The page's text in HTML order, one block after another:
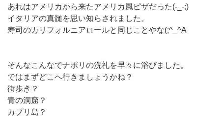
あれはアメリカから来たアメリカ風ピザだった(-_-;)
イタリアの真髄を思い知らされました。
寿司のカリフォルニアロールと同じことやな(;^_^A
そんなこんなでナポリの洗礼を早々に浴びました。
ではまずどこへ行きましょうかね？
街歩き？
青の洞窟？
カプリ島？